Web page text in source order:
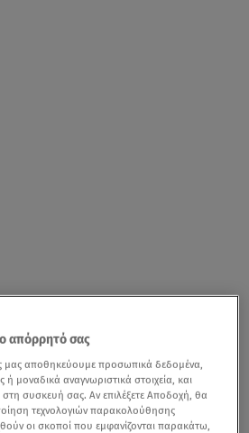
απόρρητό σας
μας αποθηκεύουμε προσωπικά δεδομένα,
μοναδικά αναγνωριστικά στοιχεία, και
συσκευή σας. Αν επιλέξετε Αποδοχή, θα
τεχνολογιών παρακολούθησης
οι σκοποί που εμφανίζονται παρακάτω,